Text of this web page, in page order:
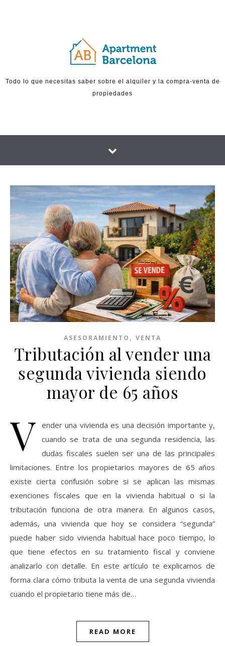
Todo lo que necesitas saber sobre el alquiler y la compra-venta de
propiedades
ASESORAMIENTO , VENTA
Tributación al vender una
segunda vivienda siendo
mayor de 65 años
V ender una vivienda es una decisión importante y,
cuando se trata de una segunda residencia, las
dudas fiscales suelen ser una de las principales
limitaciones. Entre los propietarios mayores de 65 años
existe cierta confusión sobre si se aplican las mismas
exenciones fiscales que en la vivienda habitual o si la
tributación funciona de otra manera. En algunos casos,
además, una vivienda que hoy se considera “segunda”
puede haber sido vivienda habitual hace poco tiempo, lo
que tiene efectos en su tratamiento fiscal y conviene
analizarlo con detalle. En este artículo te explicamos de
forma clara cómo tributa la venta de una segunda vivienda
cuando el propietario tiene más de…
READ MORE